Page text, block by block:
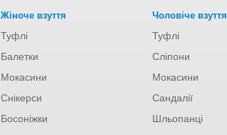
Жіноче взуття
Туфлі
Балетки
Мокасини
Снікерси
Босоніжки
Чоловіче взуття
Туфлі
Сліпони
Мокасини
Сандалії
Шльопанці